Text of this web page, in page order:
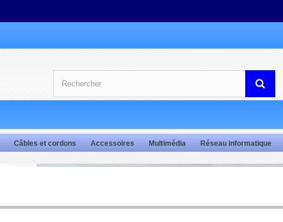
Câbles et cordons Accessoires Multimédia Réseau informatique